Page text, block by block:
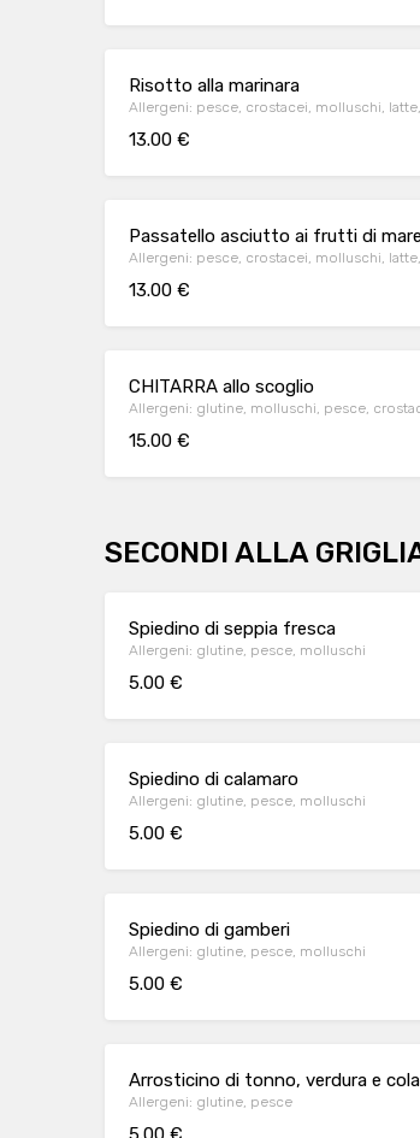
Risotto alla marinara
Allergeni: pesce, crostacei, molluschi,
13.00 €
Passatello asciutto ai frutti di mare
Allergeni: pesce, crostacei, molluschi,
13.00 €
CHITARRA allo scoglio
Allergeni: glutine, molluschi, pesce,
15.00 €
SECONDI ALLA
Spiedino di seppia fresca
Allergeni: glutine, pesce, molluschi
5.00 €
Spiedino di calamaro
Allergeni: glutine, pesce, molluschi
5.00 €
Spiedino di gamberi
Allergeni: glutine, pesce, molluschi
5.00 €
Arrosticino di tonno, verdura e
Allergeni: glutine, pesce